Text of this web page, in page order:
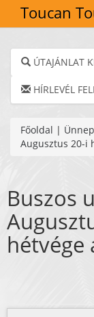
Toucan
ÚTAJÁNLAT
HÍRLEVÉL
Főoldal |
Augusztus 20-i
Buszos
hétvége